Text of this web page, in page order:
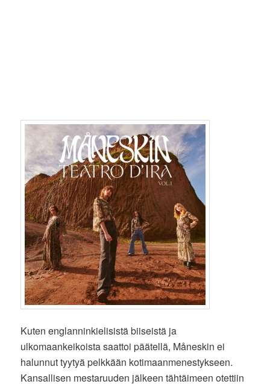
Kuten englanninkielisistä biiseistä ja
ulkomaankeikoista saattoi päätellä, Måneskin ei
halunnut tyytyä pelkkään kotimaanmenestykseen.
Kansallisen mestaruuden jälkeen tähtäimeen otettiin